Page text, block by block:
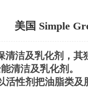
美国 Simple
洁及乳化剂，
清洁及乳化剂。
性剂把油脂类